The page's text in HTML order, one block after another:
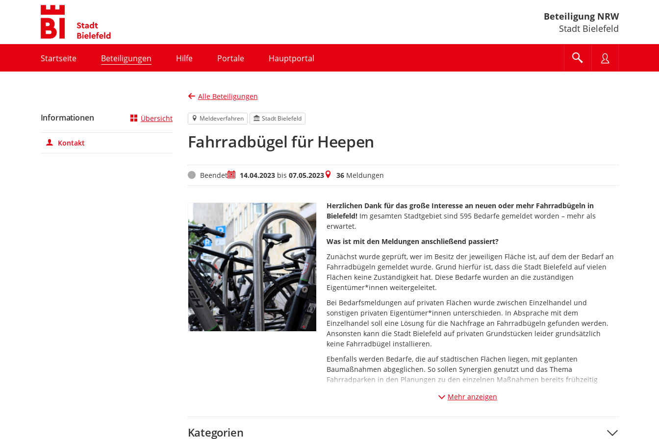
Beteiligung NRW
Stadt Bielefeld
Startseite Beteiligungen Hilfe Portale Hauptportal
Alle Beteiligungen
Meldeverfahren Stadt Bielefeld
Fahrradbügel für Heepen
StatusBeendetZeitraum
14.04.2023bis 07.05.2023Meldungen
36Meldungen
Herzlichen Dank für das große Interesse an neuen oder mehr Fahrradbügeln in
Bielefeld! Im gesamten Stadtgebiet sind 595 Bedarfe gemeldet worden – mehr als
erwartet.
Was ist mit den Meldungen anschließend passiert?
Zunächst wurde geprüft, wer im Besitz der jeweiligen Fläche ist, auf dem der Bedarf an
Fahrradbügeln gemeldet wurde. Grund hierfür ist, dass die Stadt Bielefeld auf vielen
Flächen keine Zuständigkeit hat. Diese Bedarfe wurden an die zuständigen
Eigentümer*innen weitergeleitet.
Bei Bedarfsmeldungen auf privaten Flächen wurde zwischen Einzelhandel und
sonstigen privaten Eigentümer*innen unterschieden. In Absprache mit dem
Einzelhandel soll eine Lösung für die Nachfrage an Fahrradbügeln gefunden werden.
Ansonsten kann die Stadt Bielefeld auf privaten Grundstücken leider grundsätzlich
keine Fahrradbügel installieren.
Ebenfalls werden Bedarfe, die auf städtischen Flächen liegen, mit geplanten
Baumaßnahmen abgeglichen. So sollen Synergien genutzt und das Thema
Fahrradparken in den Planungen zu den einzelnen Maßnahmen bereits frühzeitig
Fahrradbügel kurzfristig installiert und bald aufgrund einer Baumaßnahme wieder
Mehr anzeigen
Kategorien
Informationen Übersicht
Kontakt